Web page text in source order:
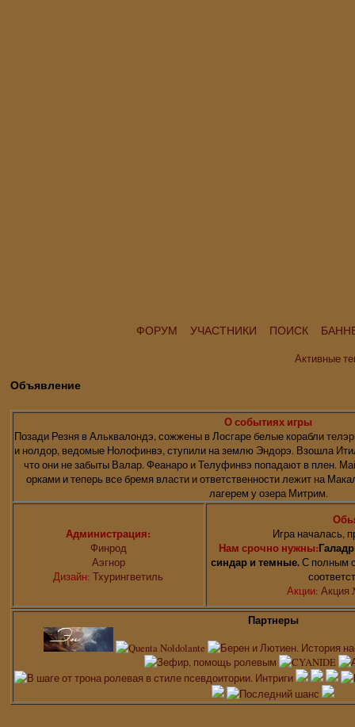
ФОРУМ УЧАСТНИКИ ПОИСК
Активные
Объявление
О событиях игры
Позади Резня в Альквалондэ, сожжены в Лосгаре белые корабли
и нолдор, ведомые Нолофинвэ, ступили на землю Эндорэ. Взошла
что они не забыты Валар. Феанаро и Телуфинвэ попадают в плен.
орками и теперь все бремя власти и ответственности лежит на
лагерем у озера Митрим.
Администрация:
Финрод
Аэгнор
Дизайн:Тхурингветиль
Игра началась,
Нам срочно нужны:
синдар и темные.С полным
Акции: Акция
Партнеры